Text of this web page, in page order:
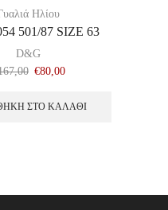
Ηλίου
501/87 SIZE 63
D&G
€80,00
ΣΤΟ ΚΑΛΆΘΙ